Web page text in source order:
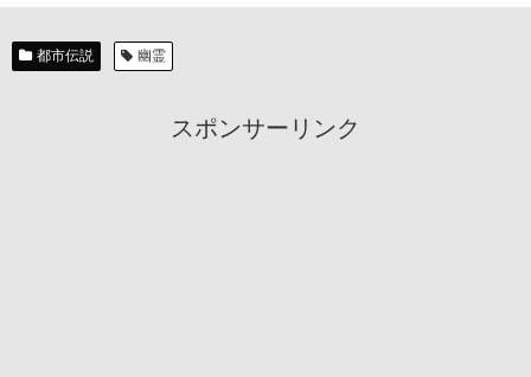
都市伝説 幽霊
スポンサーリンク